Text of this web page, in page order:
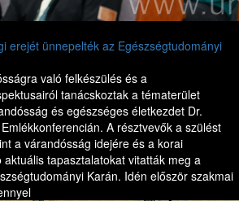
erejét ünnepelték az Egészségtudományi
való felkészülés és a
tanácskoztak a tématerület
és egészséges életkezdet Dr.
A résztvevők a szülést
a várandósság idejére és a korai
tapasztalatokat vitatták meg a
Karán. Idén először szakmai